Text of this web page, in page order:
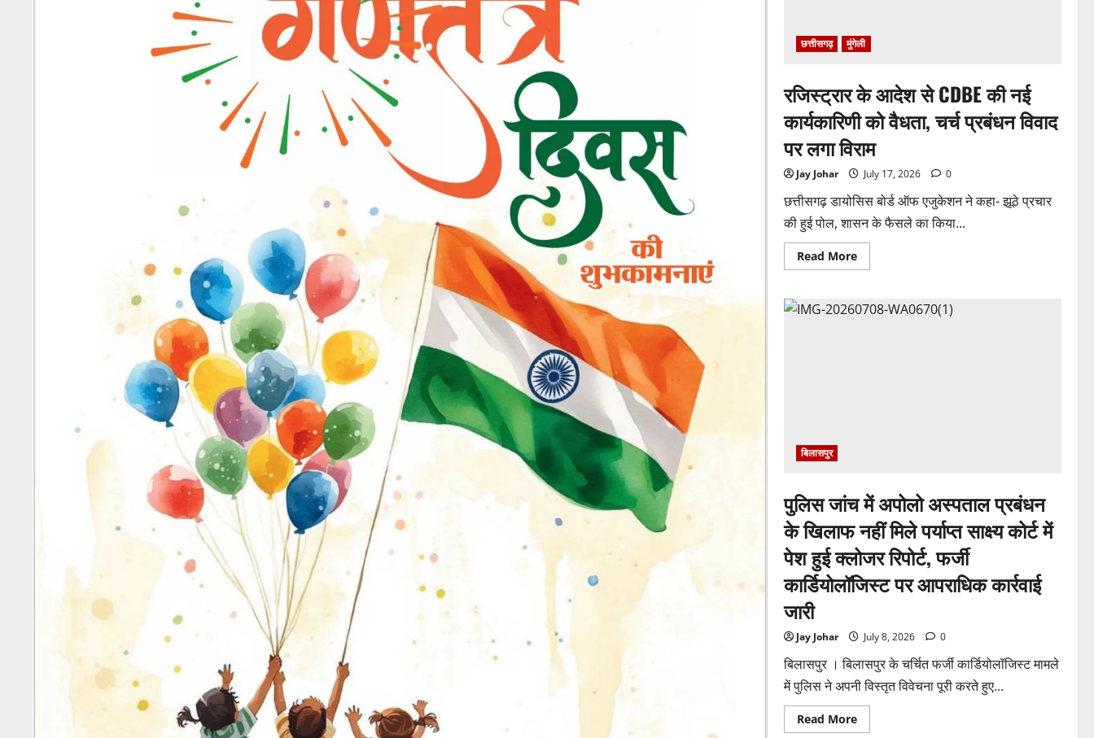
छत्तीसगढ़ मुंगेली
रजिस्ट्रार के आदेश से CDBE की नई
कार्यकारिणी को वैधता, चर्च प्रबंधन विवाद
पर लगा विराम
Jay Johar July 17, 2026 0
छत्तीसगढ़ डायोसिस बोर्ड ऑफ एजुकेशन ने कहा- झूठे प्रचार
की हुई पोल, शासन के फैसले का किया...
Read MoreRead
more
के
आदेश
बिलासपुर
पुलिस जांच में अपोलो अस्पताल प्रबंधन
के खिलाफ नहीं मिले पर्याप्त साक्ष्य कोर्ट में
पेश हुई क्लोजर रिपोर्ट, फर्जी
कार्डियोलॉजिस्ट पर आपराधिक कार्रवाई
जारी
Jay Johar July 8, 2026 0
बिलासपुर । बिलासपुर के चर्चित फर्जी कार्डियोलॉजिस्ट मामले
में पुलिस ने अपनी विस्तृत विवेचना पूरी करते हुए...
Read MoreRead
more